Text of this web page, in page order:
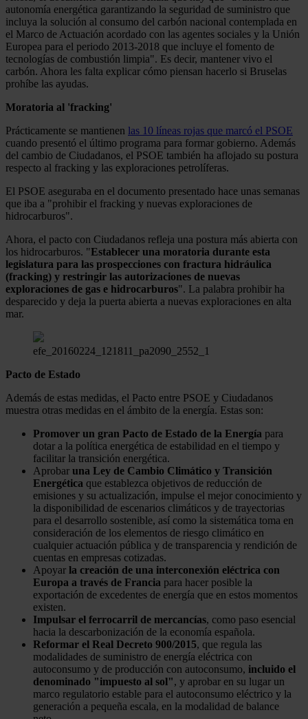
autonomía energética garantizando la seguridad de suministro que
incluya la solución al consumo del carbón nacional contemplada en
el Marco de Actuación acordado con las agentes sociales y la Unión
Europea para el periodo 2013-2018 que incluye el fomento de
tecnologías de combustión limpia". Es decir, mantener vivo el
carbón. Ahora les falta explicar cómo piensan hacerlo si Bruselas
prohíbe las ayudas.
Moratoria al 'fracking'
Prácticamente se mantienen las 10 líneas rojas que marcó el PSOE
cuando presentó el último programa para formar gobierno. Además
del cambio de Ciudadanos, el PSOE también ha aflojado su postura
respecto al fracking y las exploraciones petrolíferas.
El PSOE aseguraba en el documento presentado hace unas semanas
que iba a "prohibir el fracking y nuevas exploraciones de
hidrocarburos".
Ahora, el pacto con Ciudadanos refleja una postura más abierta con
los hidrocarburos. "Establecer una moratoria durante esta
legislatura para las prospecciones con fractura hidráulica
(fracking) y restringir las autorizaciones de nuevas
exploraciones de gas e hidrocarburos". La palabra prohibir ha
desparecido y deja la puerta abierta a nuevas exploraciones en alta
mar.
efe_20160224_121811_pa2090_2552_1
Pacto de Estado
Además de estas medidas, el Pacto entre PSOE y Ciudadanos
muestra otras medidas en el ámbito de la energía. Estas son:
Promover un gran Pacto de Estado de la Energía para
dotar a la política energética de estabilidad en el tiempo y
facilitar la transición energética.
Aprobar una Ley de Cambio Climático y Transición
Energética que establezca objetivos de reducción de
emisiones y su actualización, impulse el mejor conocimiento y
la disponibilidad de escenarios climáticos y de trayectorias
para el desarrollo sostenible, así como la sistemática toma en
consideración de los elementos de riesgo climático en
cualquier actuación pública y de transparencia y rendición de
cuentas en empresas cotizadas.
Apoyar la creación de una interconexión eléctrica con
Europa a través de Francia para hacer posible la
exportación de excedentes de energía que en estos momentos
existen.
Impulsar el ferrocarril de mercancías, como paso esencial
hacia la descarbonización de la economía española.
Reformar el Real Decreto 900/2015, que regula las
modalidades de suministro de energía eléctrica con
autoconsumo y de producción con autoconsumo, incluido el
denominado "impuesto al sol", y aprobar en su lugar un
marco regulatorio estable para el autoconsumo eléctrico y la
generación a pequeña escala, en la modalidad de balance